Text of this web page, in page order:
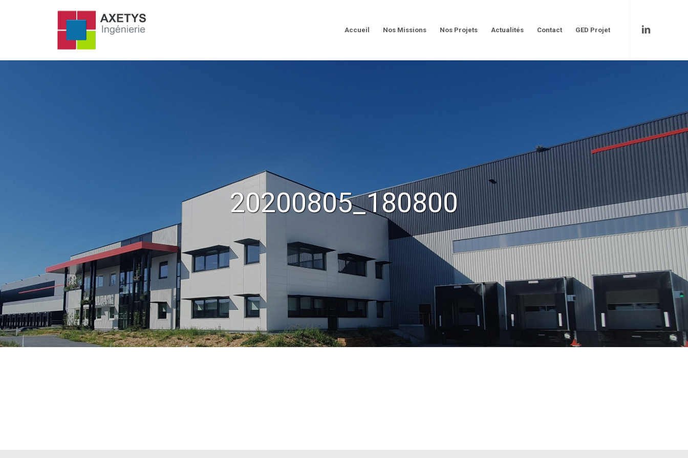
Accueil Nos Missions Nos Projets Actualités Contact GED Projet
20200805_180800